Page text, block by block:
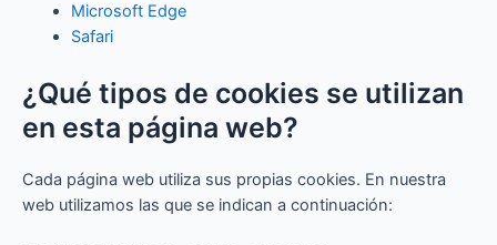
Microsoft Edge
Safari
¿Qué tipos de cookies se utilizan
en esta página web?
Cada página web utiliza sus propias cookies. En nuestra
web utilizamos las que se indican a continuación: